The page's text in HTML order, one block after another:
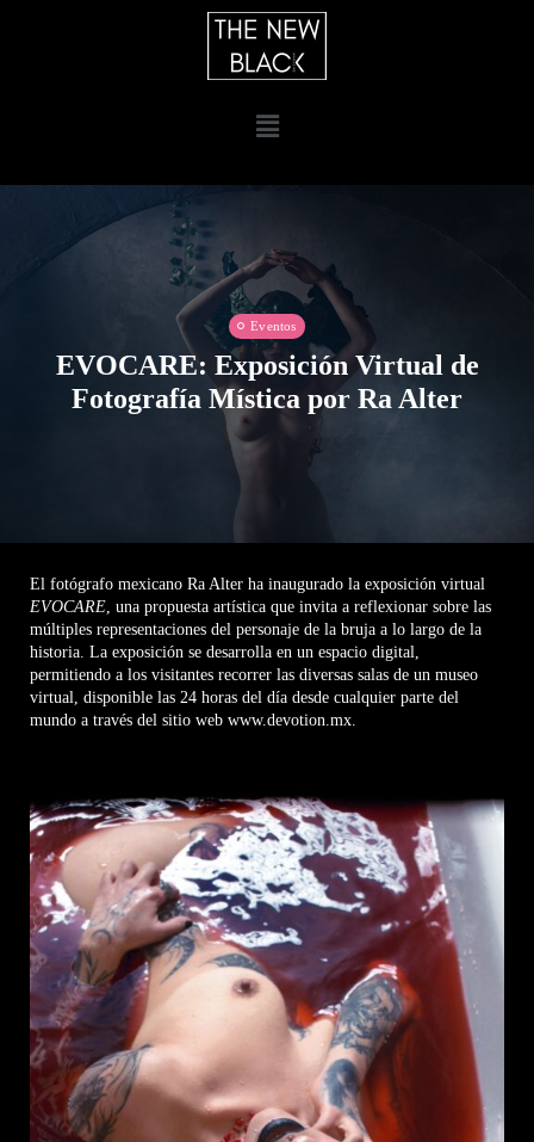
Eventos
EVOCARE: Exposición Virtual de
Fotografía Mística por Ra Alter
El fotógrafo mexicano Ra Alter ha inaugurado la exposición virtual
EVOCARE, una propuesta artística que invita a reflexionar sobre las
múltiples representaciones del personaje de la bruja a lo largo de la
historia. La exposición se desarrolla en un espacio digital,
permitiendo a los visitantes recorrer las diversas salas de un museo
virtual, disponible las 24 horas del día desde cualquier parte del
mundo a través del sitio web www.devotion.mx.